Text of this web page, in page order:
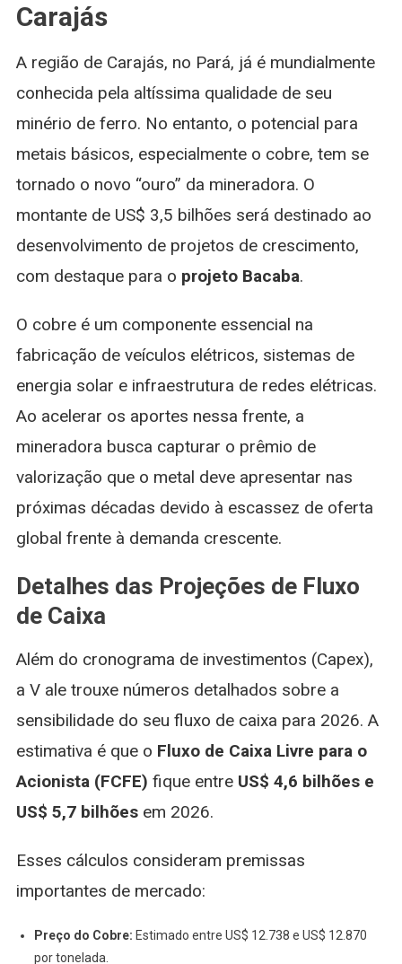
Carajás
A região de Carajás, no Pará, já é mundialmente
conhecida pela altíssima qualidade de seu
minério de ferro. No entanto, o potencial para
metais básicos, especialmente o cobre, tem se
tornado o novo “ouro” da mineradora. O
montante de US$ 3,5 bilhões será destinado ao
desenvolvimento de projetos de crescimento,
com destaque para o projeto Bacaba.
O cobre é um componente essencial na
fabricação de veículos elétricos, sistemas de
energia solar e infraestrutura de redes elétricas.
Ao acelerar os aportes nessa frente, a
mineradora busca capturar o prêmio de
valorização que o metal deve apresentar nas
próximas décadas devido à escassez de oferta
global frente à demanda crescente.
Detalhes das Projeções de Fluxo
de Caixa
Além do cronograma de investimentos (Capex),
a V ale trouxe números detalhados sobre a
sensibilidade do seu fluxo de caixa para 2026. A
estimativa é que o Fluxo de Caixa Livre para o
Acionista (FCFE) fique entre US$ 4,6 bilhões e
US$ 5,7 bilhõesem 2026.
Esses cálculos consideram premissas
importantes de mercado:
Preço do Cobre: Estimado entre US$ 12.738 e US$ 12.870
por tonelada.